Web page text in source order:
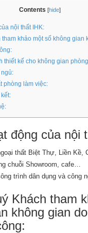
Contents [hide]
nội thất IHK:
tham khảo một số không gian
thiết kế cho không gian
phòng làm việc:
động của nội
thất Biệt Thự, Liền Kề,
chuỗi Showroom, cafe…
trình dân dụng và công
Khách tham
không gian